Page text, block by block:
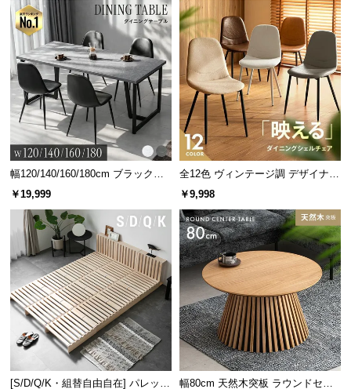
優しい丸みの面取り加工
天板とベースには「面取り加工」を施し角を丸くし
ました。小さなお子様がいるご家庭でも安心です。
床を守る保護パーツ
幅120/140/160/180cm ブラックフ
レーム ダイニング 大理石調 4人掛
￥19,999
全12色 ヴィンテージ調 デザイナー
ズシェルチェア
￥9,998
[S/D/Q/K・組替自由自在] パレット
幅80cm 天然木突板 ラウンドセン